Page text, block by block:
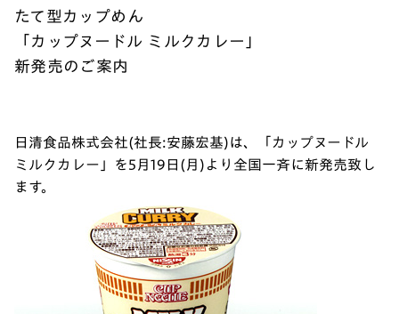
たて型カップめん
「カップヌードル ミルクカレー」
新発売のご案内
日清食品株式会社(社長:安藤宏基)は、「カップヌードル
ミルクカレー」を5月19日(月)より全国一斉に新発売致し
ます。